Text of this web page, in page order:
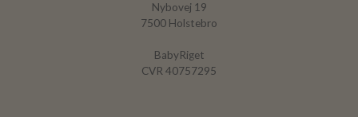
Nybovej 19
7500 Holstebro
BabyRiget
CVR 40757295